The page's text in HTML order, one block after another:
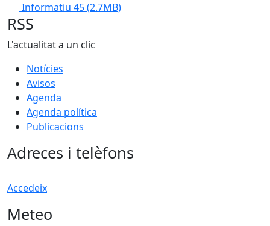
Informatiu 45(2.7MB)
RSS
L'actualitat a un clic
Notícies
Avisos
Agenda
Agenda política
Publicacions
Adreces i telèfons
Accedeix
Meteo